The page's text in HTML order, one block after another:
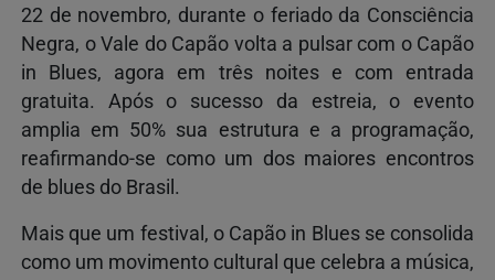
22 de novembro, durante o feriado da Consciência
Negra, o Vale do Capão volta a pulsar com o Capão
in Blues, agora em três noites e com entrada
gratuita. Após o sucesso da estreia, o evento
amplia em 50% sua estrutura e a programação,
reafirmando-se como um dos maiores encontros
de blues do Brasil.
Mais que um festival, o Capão in Blues se consolida
como um movimento cultural que celebra a música,